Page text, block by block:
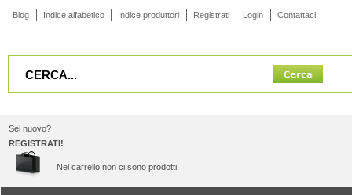
Blog Indice alfabetico Indice produttori Registrati Login Contattaci
Sei nuovo?
REGISTRATI!
Nel carrello non ci sono prodotti.